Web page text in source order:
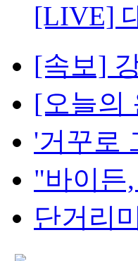
[LIVE]
[속보]
[오늘의
'거꾸로
"바이든
단거리